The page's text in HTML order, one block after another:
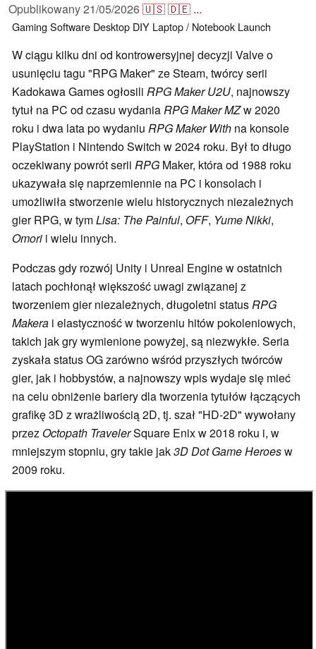
Opublikowany21/05/2026🇺🇸🇩🇪 ...
Gaming Software Desktop DIY Laptop / Notebook Launch
W ciągu kilku dni od kontrowersyjnej decyzji Valve o
usunięciu tagu "RPG Maker" ze Steam, twórcy serii
Kadokawa Games ogłosili RPG Maker U2U, najnowszy
tytuł na PC od czasu wydaniaRPG Maker MZw 2020
roku i dwa lata po wydaniu RPG Maker With na konsole
PlayStation i Nintendo Switch w 2024 roku. Był to długo
oczekiwany powrót serii RPG Maker, która od 1988 roku
ukazywała się naprzemiennie na PC i konsolach i
umożliwiła stworzenie wielu historycznych niezależnych
gier RPG, w tymLisa: The Painful, OFF, Yume Nikki,
Omori i wielu innych.
Podczas gdy rozwój Unity i Unreal Engine w ostatnich
latach pochłonął większość uwagi związanej z
tworzeniem gier niezależnych, długoletni statusRPG
Makera i elastyczność w tworzeniu hitów pokoleniowych,
takich jak gry wymienione powyżej, są niezwykłe. Seria
zyskała status OG zarówno wśród przyszłych twórców
gier, jak i hobbystów, a najnowszy wpis wydaje się mieć
na celu obniżenie bariery dla tworzenia tytułów łączących
grafikę 3D z wrażliwością 2D, tj. szał "HD-2D" wywołany
przez Octopath TravelerSquare Enix w 2018 roku i, w
mniejszym stopniu, gry takie jak3D Dot Game Heroesw
2009 roku.